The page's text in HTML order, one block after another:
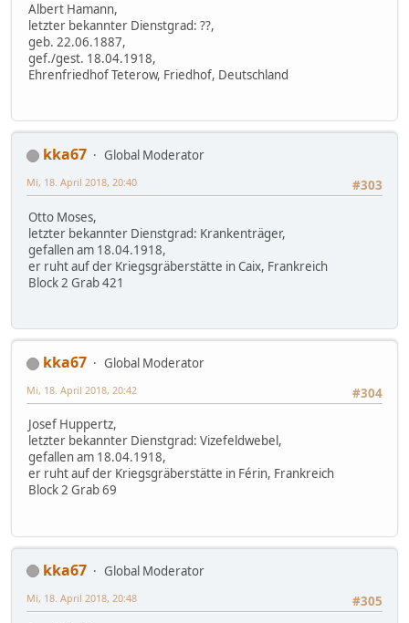
Albert Hamann,
letzter bekannter Dienstgrad: ??,
geb. 22.06.1887,
gef./gest. 18.04.1918,
Ehrenfriedhof Teterow, Friedhof, Deutschland
kka67
Global Moderator
#303
Mi, 18. April 2018, 20:40
Otto Moses,
letzter bekannter Dienstgrad: Krankenträger,
gefallen am 18.04.1918,
er ruht auf der Kriegsgräberstätte in Caix, Frankreich
Block 2 Grab 421
kka67
Global Moderator
#304
Mi, 18. April 2018, 20:42
Josef Huppertz,
letzter bekannter Dienstgrad: Vizefeldwebel,
gefallen am 18.04.1918,
er ruht auf der Kriegsgräberstätte in Férin, Frankreich
Block 2 Grab 69
kka67
Global Moderator
#305
Mi, 18. April 2018, 20:48